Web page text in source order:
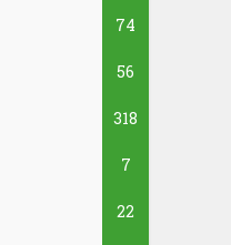
74
56
318
7
22